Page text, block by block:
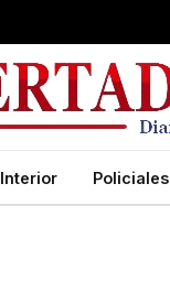
Interior Policiales